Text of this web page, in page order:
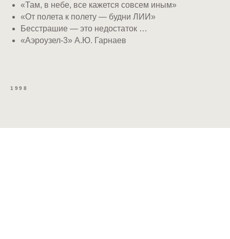
«Там, в небе, все кажется совсем иным»
«От полета к полету — будни ЛИИ»
Бесстрашие — это недостаток …
«Аэроузел-3» А.Ю. Гарнаев
1998